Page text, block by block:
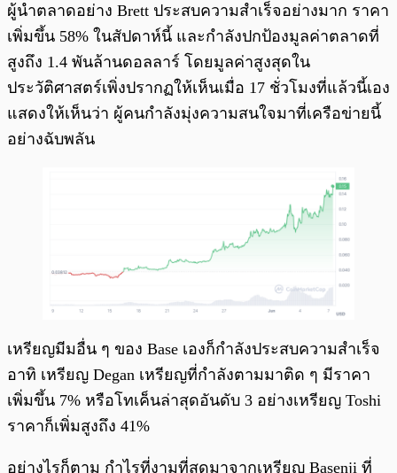
ผู้นำตลาดอย่าง Brett ประสบความสำเร็จอย่างมาก ราคา
เพิ่มขึ้น 58% ในสัปดาห์นี้ และกำลังปกป้องมูลค่าตลาดที่
สูงถึง 1.4 พันล้านดอลลาร์ โดยมูลค่าสูงสุดใน
ประวัติศาสตร์เพิ่งปรากฏให้เห็นเมื่อ 17 ชั่วโมงที่แล้วนี้เอง
แสดงให้เห็นว่า ผู้คนกำลังมุ่งความสนใจมาที่เครือข่ายนี้
อย่างฉับพลัน
เหรียญมีมอื่น ๆ ของ Base เองก็กำลังประสบความสำเร็จ
อาทิ เหรียญ Degan เหรียญที่กำลังตามมาติด ๆ มีราคา
เพิ่มขึ้น 7% หรือโทเค็นล่าสุดอันดับ 3 อย่างเหรียญ Toshi
ราคาก็เพิ่มสูงถึง 41%
อย่างไรก็ตาม กำไรที่งามที่สุดมาจากเหรียญ Basenji ที่